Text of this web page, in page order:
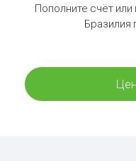
Пополните счёт
Бразилия